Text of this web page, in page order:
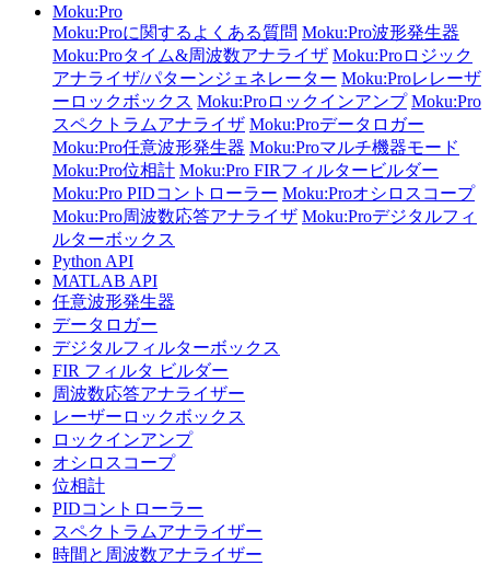
Moku:Pro
Moku:Proに関するよくある質問 Moku:Pro波形発生器
Moku:Proタイム&周波数アナライザ Moku:Proロジック
アナライザ/パターンジェネレーター Moku:Proレレーザ
ーロックボックス Moku:Proロックインアンプ Moku:Pro
スペクトラムアナライザ Moku:Proデータロガー
Moku:Pro任意波形発生器 Moku:Proマルチ機器モード
Moku:Pro位相計 Moku:Pro FIRフィルタービルダー
Moku:Pro PIDコントローラー Moku:Proオシロスコープ
Moku:Pro周波数応答アナライザ Moku:Proデジタルフィ
ルターボックス
Python API
MATLAB API
任意波形発生器
データロガー
デジタルフィルターボックス
FIR フィルタ ビルダー
周波数応答アナライザー
レーザーロックボックス
ロックインアンプ
オシロスコープ
位相計
PIDコントローラー
スペクトラムアナライザー
時間と周波数アナライザー